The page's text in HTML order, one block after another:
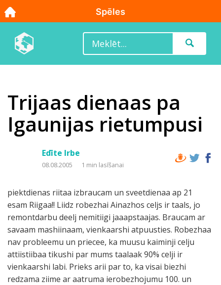
Trijaas dienaas pa
Igaunijas rietumpusi
Edīte Irbe
08.08.2005 1 min lasīšanai
piektdienas riitaa izbraucam un sveetdienaa ap 21
esam Riigaa!! Liidz robezhai Ainazhos celjs ir taals, jo
remontdarbu deelj nemitiigi jaaapstaajas. Braucam ar
savaam mashiinaam, vienkaarshi atpuusties. Robezhaa
nav probleemu un priecee, ka muusu kaiminji celju
attiistiibaa tikushi par mums taalaak 90% celji ir
vienkaarshi labi. Prieks arii par to, ka visai biezhi
redzama ziime ar aatruma ierobezhojumu 100. un